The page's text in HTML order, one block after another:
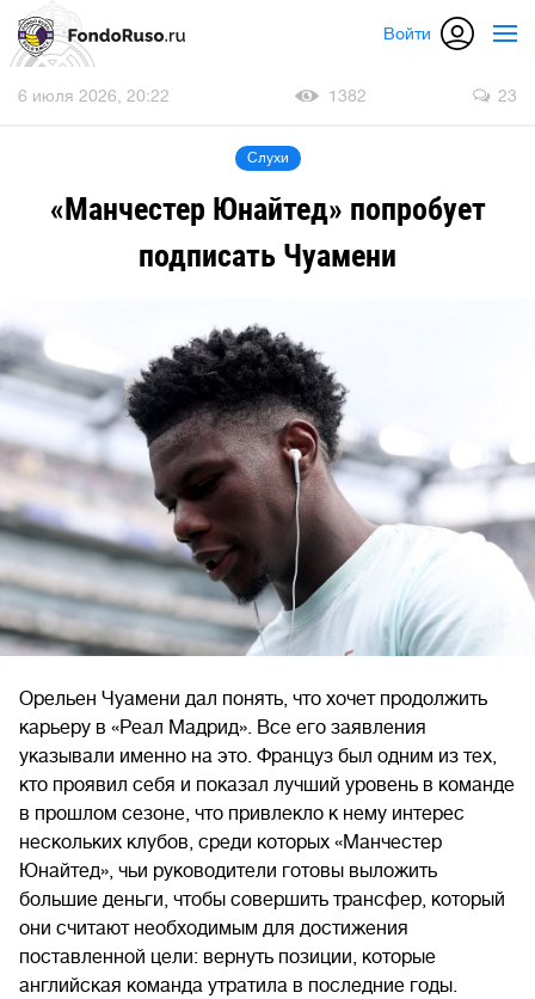
Войти
6 июля 2026, 20:22 1382 23
Слухи
«Манчестер Юнайтед» попробует
подписать Чуамени
Орельен Чуамени дал понять, что хочет продолжить
карьеру в «Реал Мадрид». Все его заявления
указывали именно на это. Француз был одним из тех,
кто проявил себя и показал лучший уровень в команде
в прошлом сезоне, что привлекло к нему интерес
нескольких клубов, среди которых «Манчестер
Юнайтед», чьи руководители готовы выложить
большие деньги, чтобы совершить трансфер, который
они считают необходимым для достижения
поставленной цели: вернуть позиции, которые
английская команда утратила в последние годы.